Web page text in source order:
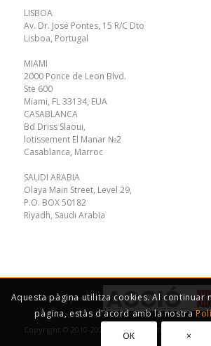
LISBOA
Av. Dr. José Pontes, 15 R/C Dto
Lisboa, Portugal
MIAMI
2000 Ponce de Leon Blvd.
Ste 600
Miami, FL 33134, EUA
CASABLANCA
Bd Driss Slaoui,
lotissement El Manar №2
Casablanca, Marroc
SAUDI ARABIA
Olaya Main Street, Level 29,
P.O. BOX 50182
Riyadh, Saudi Arabia
Con el soporte de
Copyright © 2010-2023 Action Oriented S.L. All
Aquesta pàgina utilitza cookies. Al continuar
pàgina, estàs d'acord amb la nostra
OK
×